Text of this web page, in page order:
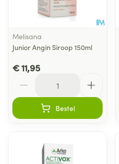
Melisana
Junior Angin Siroop 150ml
€ 11,95
Bestel